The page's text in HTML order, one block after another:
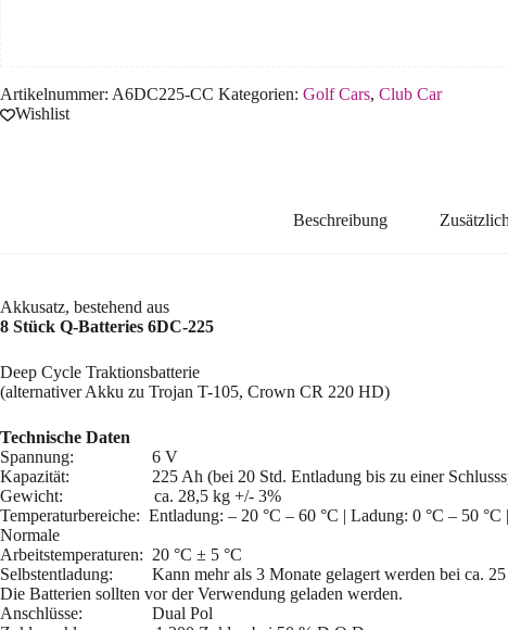
Artikelnummer: A6DC225-CC Kategorien: Golf Cars, Club Car
Wishlist
Beschreibung
Akkusatz, bestehend aus
8 Stück Q-Batteries 6DC-225
Deep Cycle Traktionsbatterie
(alternativer Akku zu Trojan T-105, Crown CR 220 HD)
Technische Daten
Spannung: 6 V
Kapazität: 225 Ah (bei 20 Std. Entladung bis zu einer
Gewicht: ca. 28,5 kg +/- 3%
Temperaturbereiche: Entladung: – 20 °C – 60 °C | Ladung: 0 °C – 50
Normale
Arbeitstemperaturen: 20 °C ± 5 °C
Selbstentladung: Kann mehr als 3 Monate gelagert werden bei ca. 25
Die Batterien sollten vor der Verwendung geladen werden.
Anschlüsse: Dual Pol